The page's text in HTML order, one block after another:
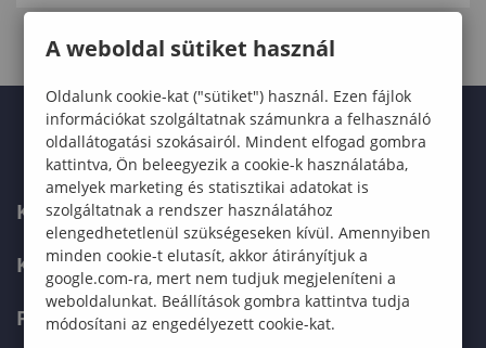
KARUNK
KÉPZÉSEK
FELVÉTELIZŐKNEK
A weboldal sütiket használ
Oldalunk cookie-kat ("sütiket") használ. Ezen fájlok
információkat szolgáltatnak számunkra a felhasználó
oldallátogatási szokásairól. Mindent elfogad gombra
kattintva, Ön beleegyezik a cookie-k használatába,
amelyek marketing és statisztikai adatokat is
szolgáltatnak a rendszer használatához
elengedhetetlenül szükségeseken kívül. Amennyiben
minden cookie-t elutasít, akkor átirányítjuk a
google.com-ra, mert nem tudjuk megjeleníteni a
weboldalunkat. Beállítások gombra kattintva tudja
módosítani az engedélyezett cookie-kat.